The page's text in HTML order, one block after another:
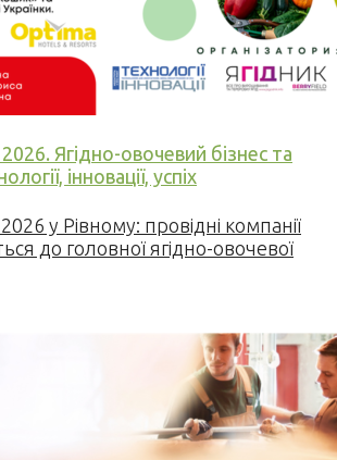
Ягідно-овочевий бізнес та
інновації, успіх
у Рівному: провідні компанії
до головної ягідно-овочевої